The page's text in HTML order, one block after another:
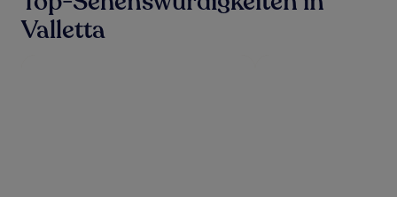
einen
Aufenthalt
Valletta